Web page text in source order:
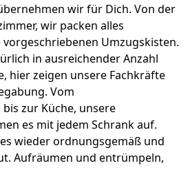
wir für Dich. Von der
wir packen alles
Umzugskisten.
in ausreichender Anzahl
hier zeigen unsere Fachkräfte
Vom
zur Küche, unsere
es mit jedem Schrank auf.
wieder ordnungsgemäß und
Aufräumen und entrümpeln,